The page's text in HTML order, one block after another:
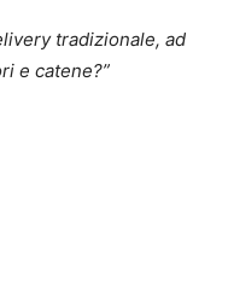
tradizionale, ad
e catene?”